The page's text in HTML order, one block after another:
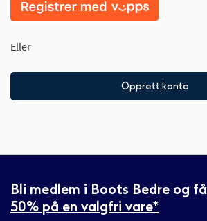
Eller
Opprett konto
Bli medlem i Boots Bedre og få
50% på en valgfri vare*